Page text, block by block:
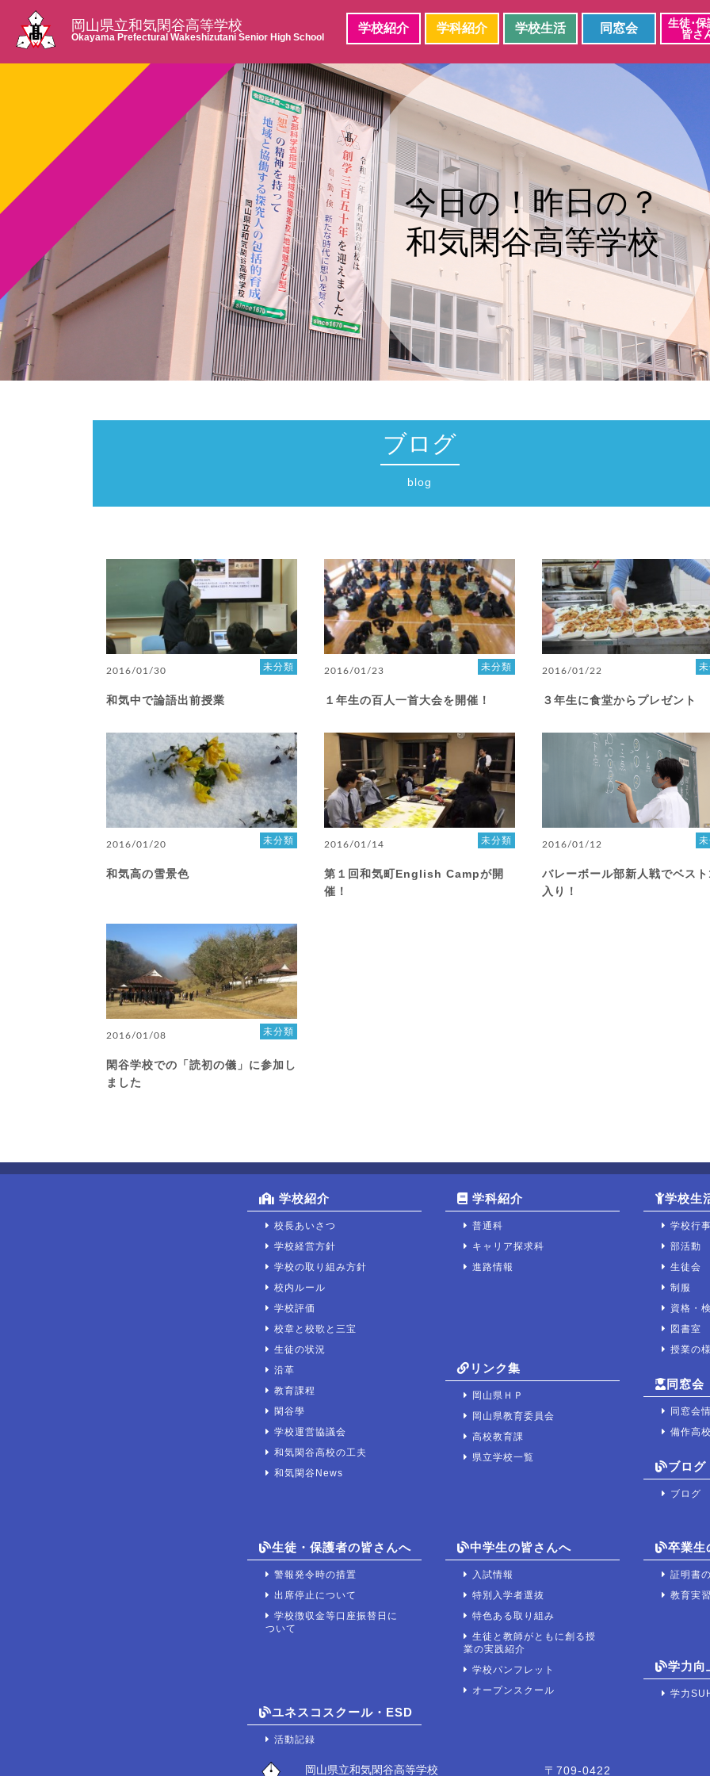
岡山県立和気閑谷高等学校
Okayama Prefectural Wakeshizutani Senior High School
学校紹介 学科紹介 学校生活 同窓会
生徒･保
皆さ
今日の！昨日の？
和気閑谷高等学校
ブログ
blog
2016/01/30 未分類
和気中で論語出前授業
2016/01/23 未分類
１年生の百人一首大会を開催！
2016/01/22
３年生に食堂からプレゼント
2016/01/20 未分類
和気高の雪景色
2016/01/14 未分類
第１回和気町English Campが開
催！
2016/01/12
バレーボール部新人戦でベス
入り！
2016/01/08 未分類
閑谷学校での「読初の儀」に参加し
ました
学校紹介
校長あいさつ
学校経営方針
学校の取り組み方針
校内ルール
学校評価
校章と校歌と三宝
生徒の状況
沿革
教育課程
閑谷學
学校運営協議会
和気閑谷高校の工夫
和気閑谷News
学科紹介
普通科
キャリア探求科
進路情報
学校生
学校行事
部活動
生徒会
制服
資格・
図書室
授業の
リンク集
岡山県ＨＰ
岡山県教育委員会
高校教育課
県立学校一覧
同窓会
同窓会
備作高校
ブログ
ブログ
生徒・保護者の皆さんへ
警報発令時の措置
出席停止について
学校徴収金等口座振替日に
ついて
中学生の皆さんへ
入試情報
特別入学者選抜
特色ある取り組み
生徒と教師がともに創る授
業の実践紹介
学校パンフレット
オープンスクール
卒業生
証明書
教育実
学力向
学力
ユネスコスクール・ESD
活動記録
岡山県立和気閑谷高等学校 〒709-0422